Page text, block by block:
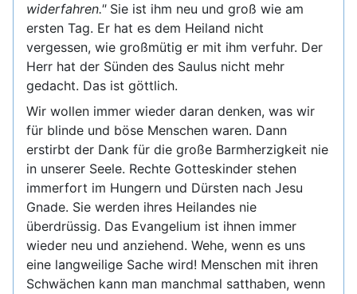
widerfahren."Sie ist ihm neu und groß wie am
ersten Tag. Er hat es dem Heiland nicht
vergessen, wie großmütig er mit ihm verfuhr. Der
Herr hat der Sünden des Saulus nicht mehr
gedacht. Das ist göttlich.
Wir wollen immer wieder daran denken, was wir
für blinde und böse Menschen waren. Dann
erstirbt der Dank für die große Barmherzigkeit nie
in unserer Seele. Rechte Gotteskinder stehen
immerfort im Hungern und Dürsten nach Jesu
Gnade. Sie werden ihres Heilandes nie
überdrüssig. Das Evangelium ist ihnen immer
wieder neu und anziehend. Wehe, wenn es uns
eine langweilige Sache wird! Menschen mit ihren
Schwächen kann man manchmal satthaben, wenn